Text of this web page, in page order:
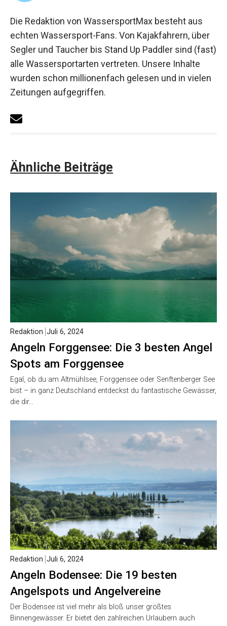
Die Redaktion von WassersportMax besteht aus
echten Wassersport-Fans. Von Kajakfahrern, über
Segler und Taucher bis Stand Up Paddler sind (fast)
alle Wassersportarten vertreten. Unsere Inhalte
wurden schon millionenfach gelesen und in vielen
Zeitungen aufgegriffen.
Ähnliche Beiträge
Angeln Forggensee: Die 3 besten Angel
Spots am Forggensee
Redaktion Juli 6, 2024
Egal, ob du am Altmühlsee, Forggensee oder Senftenberger See
bist – in ganz Deutschland entdeckst du fantastische Gewässer,
die dir…
Angeln Bodensee: Die 19 besten
Angelspots und Angelvereine
Redaktion Juli 6, 2024
Der Bodensee ist viel mehr als bloß unser größtes
Binnengewässer. Er bietet den zahlreichen Urlaubern auch